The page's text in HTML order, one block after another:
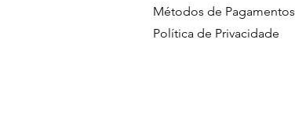
Métodos de Pagamentos
Política de Privacidade